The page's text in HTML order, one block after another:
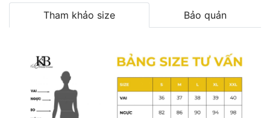
Tham khảo size
Bảo quản